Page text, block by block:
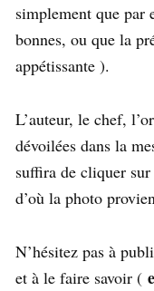
simplement que par
bonnes, ou que la
appétissante ).
L’auteur, le chef,
dévoilées dans la
suffira de cliquer
d’où la photo
N’hésitez pas à
et à le faire savoir (